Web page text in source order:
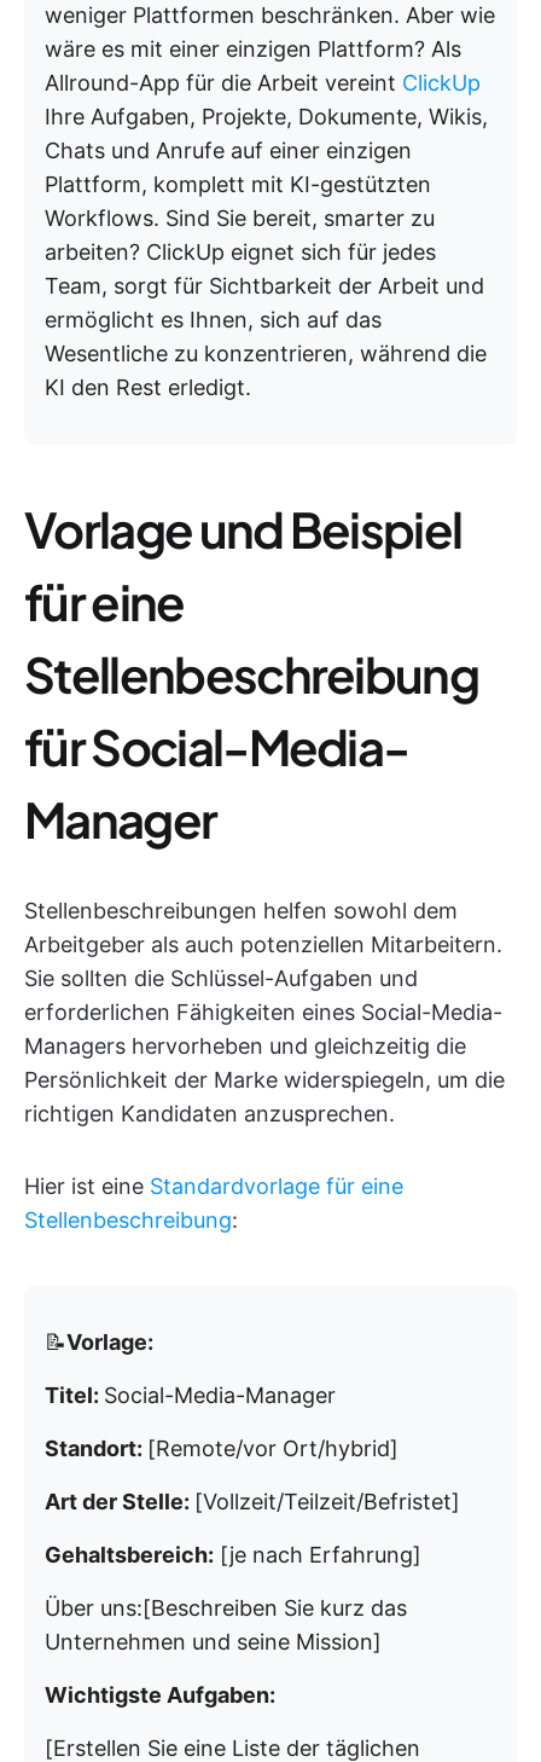
weniger Plattformen beschränken. Aber wie
wäre es mit einer einzigen Plattform? Als
Allround-App für die Arbeit vereint ClickUp
Ihre Aufgaben, Projekte, Dokumente, Wikis,
Chats und Anrufe auf einer einzigen
Plattform, komplett mit KI-gestützten
Workflows. Sind Sie bereit, smarter zu
arbeiten? ClickUp eignet sich für jedes
Team, sorgt für Sichtbarkeit der Arbeit und
ermöglicht es Ihnen, sich auf das
Wesentliche zu konzentrieren, während die
KI den Rest erledigt.
Vorlage und Beispiel
für eine
Stellenbeschreibung
für Social-Media-
Manager
Stellenbeschreibungen helfen sowohl dem
Arbeitgeber als auch potenziellen Mitarbeitern.
Sie sollten die Schlüssel-Aufgaben und
erforderlichen Fähigkeiten eines Social-Media-
Managers hervorheben und gleichzeitig die
Persönlichkeit der Marke widerspiegeln, um die
richtigen Kandidaten anzusprechen.
Hier ist eine Standardvorlage für eine
Stellenbeschreibung:
📝Vorlage:
Titel: Social-Media-Manager
Standort: [Remote/vor Ort/hybrid]
Art der Stelle: [Vollzeit/Teilzeit/Befristet]
Gehaltsbereich: [je nach Erfahrung]
Über uns:[Beschreiben Sie kurz das
Unternehmen und seine Mission]
Wichtigste Aufgaben:
[Erstellen Sie eine Liste der täglichen